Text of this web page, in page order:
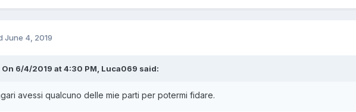
June 4, 2019
On 6/4/2019 at 4:30 PM, Luca069 said:
avessi qualcuno delle mie parti per potermi fidare.